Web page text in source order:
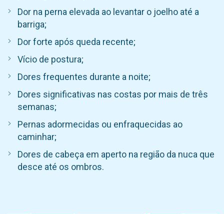
Dor na perna elevada ao levantar o joelho até a
barriga;
Dor forte após queda recente;
Vício de postura;
Dores frequentes durante a noite;
Dores significativas nas costas por mais de três
semanas;
Pernas adormecidas ou enfraquecidas ao
caminhar;
Dores de cabeça em aperto na região da nuca que
desce até os ombros.